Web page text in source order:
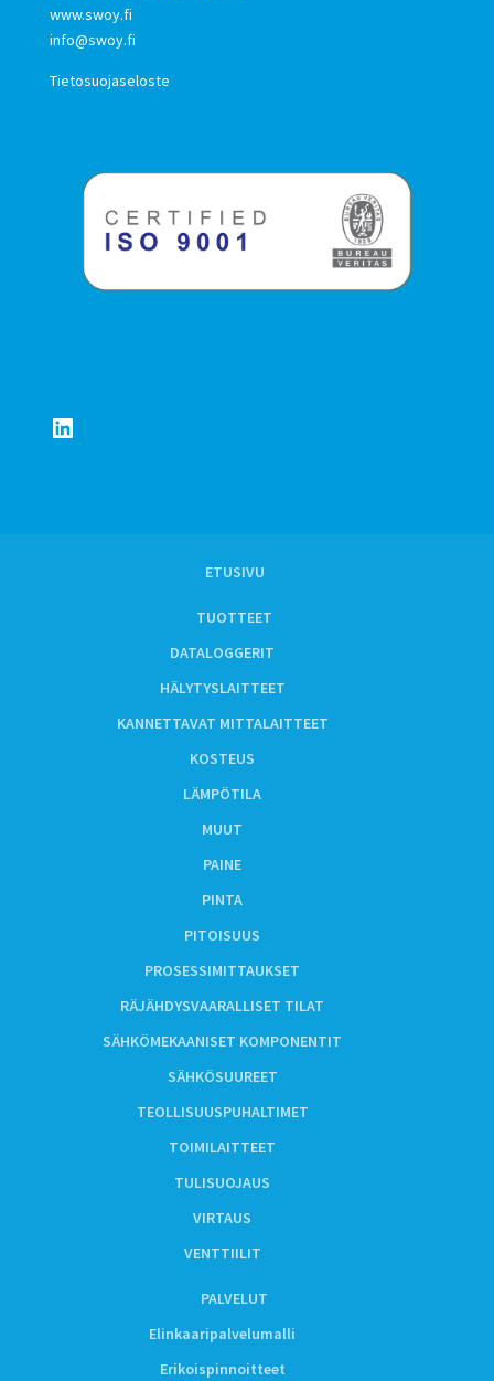
www.swoy.fi
info@swoy.fi
Tietosuojaseloste
LinkedIn
ETUSIVU
TUOTTEET
DATALOGGERIT
HÄLYTYSLAITTEET
KANNETTAVAT MITTALAITTEET
KOSTEUS
LÄMPÖTILA
MUUT
PAINE
PINTA
PITOISUUS
PROSESSIMITTAUKSET
RÄJÄHDYSVAARALLISET TILAT
SÄHKÖMEKAANISET KOMPONENTIT
SÄHKÖSUUREET
TEOLLISUUSPUHALTIMET
TOIMILAITTEET
TULISUOJAUS
VIRTAUS
VENTTIILIT
PALVELUT
Elinkaaripalvelumalli
Erikoispinnoitteet